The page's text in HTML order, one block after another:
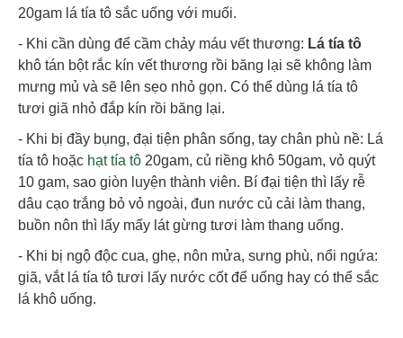
20gam lá tía tô sắc uống với muối.
- Khi cần dùng để cầm chảy máu vết thương: Lá tía tô
khô tán bột rắc kín vết thương rồi băng lại sẽ không làm
mưng mủ và sẽ lên sẹo nhỏ gọn. Có thể dùng lá tía tô
tươi giã nhỏ đắp kín rồi băng lại.
- Khi bị đầy bụng, đại tiện phân sống, tay chân phù nề: Lá
tía tô hoặc hạt tía tô 20gam, củ riềng khô 50gam, vỏ quýt
10 gam, sao giòn luyện thành viên. Bí đại tiện thì lấy rễ
dâu cạo trắng bỏ vỏ ngoài, đun nước củ cải làm thang,
buồn nôn thì lấy mấy lát gừng tươi làm thang uống.
- Khi bị ngộ độc cua, ghẹ, nôn mửa, sưng phù, nổi ngứa:
giã, vắt lá tía tô tươi lấy nước cốt để uống hay có thể sắc
lá khô uống.